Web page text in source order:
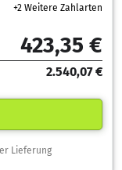
+2 Weitere Zahlarten
423,35 €
2.540,07 €
Lieferung